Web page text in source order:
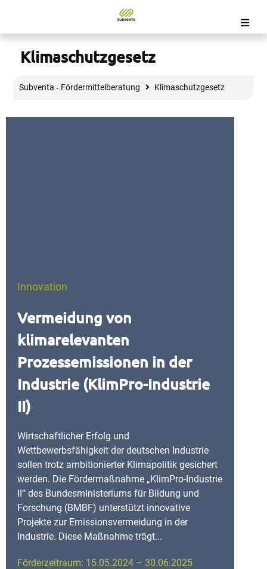
Klimaschutzgesetz
Subventa ‐ Fördermittelberatung Klimaschutzgesetz
Innovation
Vermeidung von
klimarelevanten
Prozessemissionen in der
Industrie (KlimPro-Industrie
II)
Wirtschaftlicher Erfolg und
Wettbewerbsfähigkeit der deutschen Industrie
sollen trotz ambitionierter Klimapolitik gesichert
werden. Die Fördermaßnahme „KlimPro-Industrie
II“ des Bundesministeriums für Bildung und
Forschung (BMBF) unterstützt innovative
Projekte zur Emissionsvermeidung in der
Industrie. Diese Maßnahme trägt...
Förderzeitraum: 15.05.2024 – 30.06.2025